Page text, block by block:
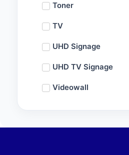
Toner
TV
UHD Signage
UHD TV Signage
Videowall